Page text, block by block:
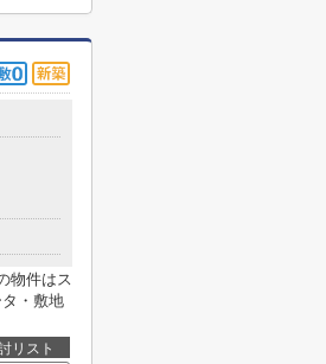
物件はス
・敷地
リスト